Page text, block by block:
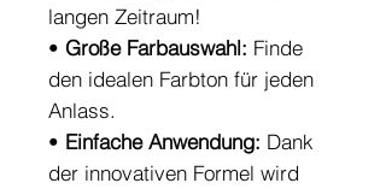
langen Zeitraum!
• Große Farbauswahl: Finde
den idealen Farbton für jeden
Anlass.
• Einfache Anwendung: Dank
der innovativen Formel wird